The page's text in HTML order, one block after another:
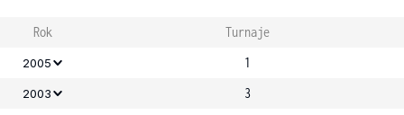
Rok Turnaje
2005 1
2003 3